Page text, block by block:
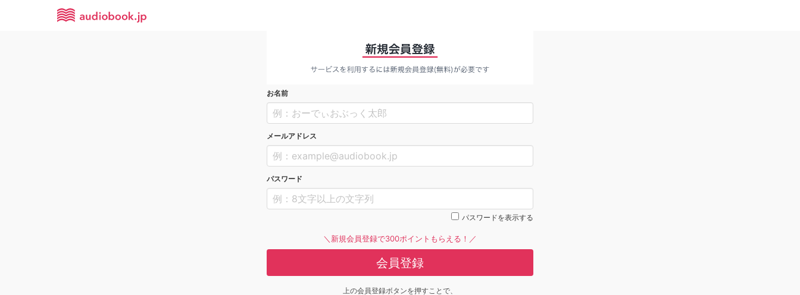
お名前
メールアドレス
パスワード
パスワードを表示する
＼新規会員登録で300ポイントもらえる！／
会員登録
上の会員登録ボタンを押すことで、